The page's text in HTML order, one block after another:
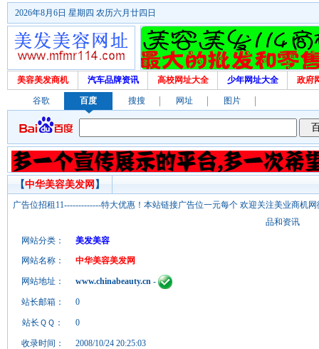
2026年8月6日 星期四 农历六月廿四日
美容美发商机 汽车品牌资讯 高校网址大全 少年网址大全 政府
谷歌 百度 搜搜 网址 图片
【中华美容美发网 】
广告位招租11-------------特大优惠！本站链接广告位一元每个 欢迎关注美业商机
品和资讯
网站分类：
美发美容
网站名称：
中华美容美发网
网站地址： www.chinabeauty.cn -
站长邮箱： 0
站长ＱＱ： 0
收录时间： 2008/10/24 20:25:03